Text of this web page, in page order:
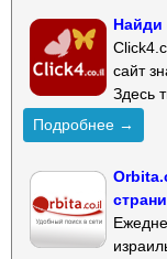
Найди
сайт
Здесь
Подробнее →